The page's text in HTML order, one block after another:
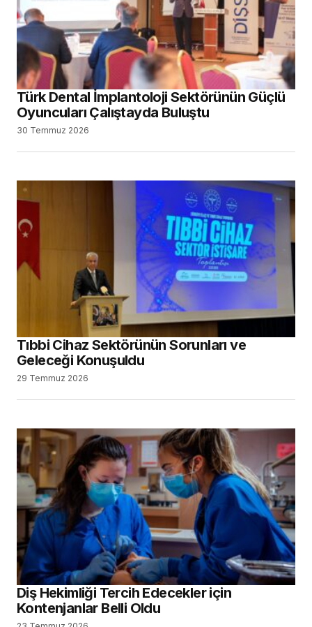
Türk Dental İmplantoloji Sektörünün Güçlü
Oyuncuları Çalıştayda Buluştu
30 Temmuz 2026
Tıbbi Cihaz Sektörünün Sorunları ve
Geleceği Konuşuldu
29 Temmuz 2026
Diş Hekimliği Tercih Edecekler için
Kontenjanlar Belli Oldu